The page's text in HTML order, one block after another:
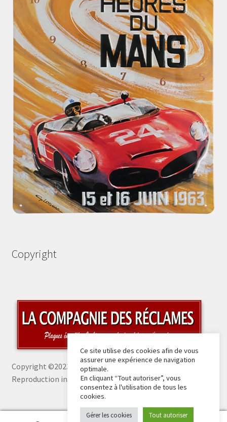
Copyright
Copyright ©2023 La Compagnie des Réclames -
Reproduction interdite sans autorisation
Ce site utilise des cookies afin de vous
assurer une expérience de navigation
optimale.
En cliquant “Tout autoriser”, vous
consentez à l'utilisation de tous les
cookies.
Gérer les cookies Tout autoriser